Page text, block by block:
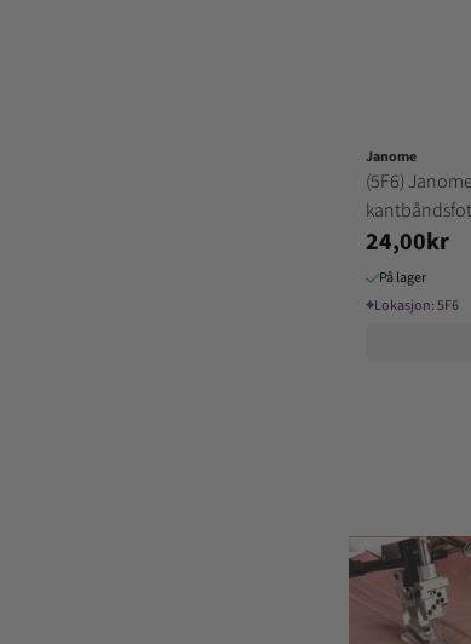
Janome
(5F6)
8(11
24,00kr
På lager
⌖Lokasjon:5F6